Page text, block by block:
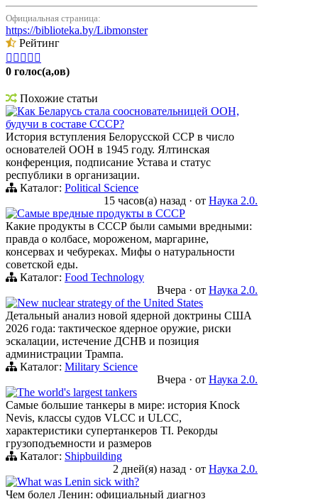
Официальная страница:
https://biblioteka.by/Libmonster
Рейтинг
    
0 голос(а,ов)
Похожие статьи
Как Беларусь стала соосновательницей ООН,
будучи в составе СССР?
История вступления Белорусской ССР в число
основателей ООН в 1945 году. Ялтинская
конференция, подписание Устава и статус
республики в организации.
Каталог: Political Science
15 часов(а) назад · от Наука 2.0.
Самые вредные продукты в СССР
Какие продукты в СССР были самыми вредными:
правда о колбасе, мороженом, маргарине,
консервах и чебуреках. Мифы о натуральности
советской еды.
Каталог: Food Technology
Вчера · от Наука 2.0.
New nuclear strategy of the United States
Детальный анализ новой ядерной доктрины США
2026 года: тактическое ядерное оружие, риски
эскалации, истечение ДСНВ и позиция
администрации Трампа.
Каталог: Military Science
Вчера · от Наука 2.0.
The world's largest tankers
Самые большие танкеры в мире: история Knock
Nevis, классы судов VLCC и ULCC,
характеристики супертанкеров TI. Рекорды
грузоподъемности и размеров
Каталог: Shipbuilding
2 дней(я) назад · от Наука 2.0.
What was Lenin sick with?
Чем болел Ленин: официальный диагноз